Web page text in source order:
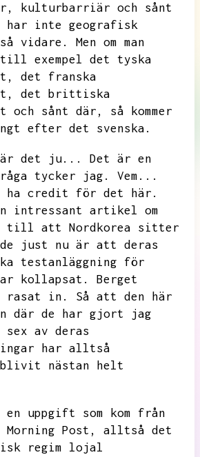
kulturbarriär och sånt
har inte geografisk
vidare.
Men om man
till exempel det tyska
det franska
det brittiska
och sånt där,
så kommer
efter det svenska.
är det ju...
Det är en
tycker jag.
Vem...
ha credit för det här.
intressant artikel om
till att Nordkorea sitter
just nu är att deras
testanläggning för
kollapsat.
Berget
rasat in.
Så att den här
där de har gjort jag
av deras
har alltså
blivit nästan helt
uppgift som kom från
Morning Post,
alltså det
regim lojal